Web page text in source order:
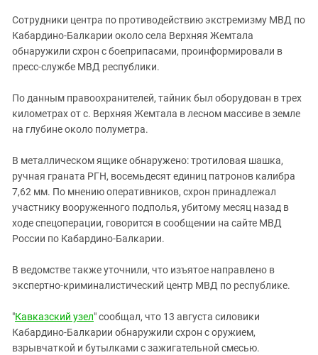
КАВКАЗ ЗА ПАЛЕСТИНУ
ИНАКОМЫСЛИЕ В ЧЕЧНЕ
ПРЕСЛЕДОВАНИЕ АКТИВИСТОВ
МОБИЛИЗАЦИЯ И ПРОТЕСТЫ
Ингушетия
Кабардино-Балкария
Карачаево-Черкесия
Краснодарский край
Российская Федерация
Ростовская область
Северная Осетия - Алания
Чечня
Южный Кавказ
Сотрудники центра по противодействию экстремизму МВД по
Кабардино-Балкарии около села Верхняя Жемтала
обнаружили схрон с боеприпасами, проинформировали в
пресс-службе МВД республики.
По данным правоохранителей, тайник был оборудован в трех
километрах от с. Верхняя Жемтала в лесном массиве в земле
на глубине около полуметра.
В металлическом ящике обнаружено: тротиловая шашка,
ручная граната РГН, восемьдесят единиц патронов калибра
7,62 мм. По мнению оперативников, схрон принадлежал
участнику вооруженного подполья, убитому месяц назад в
ходе спецоперации, говорится в сообщении на сайте МВД
России по Кабардино-Балкарии.
В ведомстве также уточнили, что изъятое направлено в
экспертно-криминалистический центр МВД по республике.
"Кавказский узел"сообщал, что 13 августа силовики
Кабардино-Балкарии обнаружили схрон с оружием,
взрывчаткой и бутылками с зажигательной смесью.